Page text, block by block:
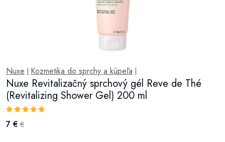
Nuxe Kozmetika do sprchy a kúpeľa
Nuxe Revitalizačný sprchový gél Reve de Thé
(Revitalizing Shower Gel) 200 ml
7 € €